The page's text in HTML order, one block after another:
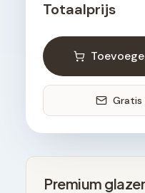
Totaalprijs
Premium